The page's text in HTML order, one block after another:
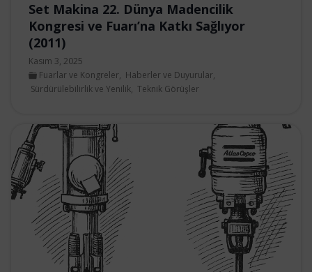
Set Makina 22. Dünya Madencilik
Kongresi ve Fuarı’na Katkı Sağlıyor
(2011)
Kasım 3, 2025
Fuarlar ve Kongreler, Haberler ve Duyurular,
Sürdürülebilirlik ve Yenilik, Teknik Görüşler